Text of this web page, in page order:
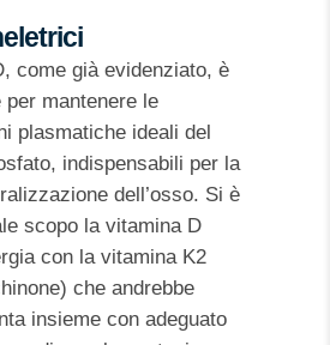
come già evidenziato, è
per mantenere le
plasmatiche ideali del
indispensabili per la
dell’osso. Si è
scopo la vitamina D
con la vitamina K2
che andrebbe
insieme con adeguato